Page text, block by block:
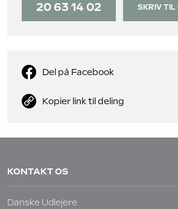
20 63 14 02 SKRIV TIL
Del på Facebook
Kopier link til deling
KONTAKT OS
Danske Udlejere